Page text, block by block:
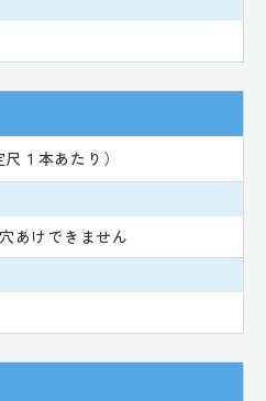
１本あたり）
あけできません